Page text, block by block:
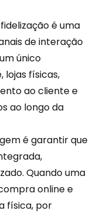
é uma
de interação
único
lojas físicas,
ao cliente e
ao longo da
é garantir que
Quando uma
online e
física, por